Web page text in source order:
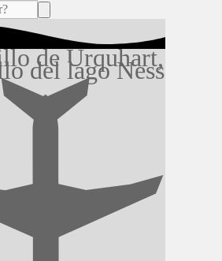
de Urquhart,
del lago Ness